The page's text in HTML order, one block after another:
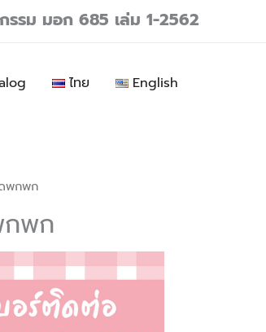
รม มอก 685 เล่ม 1-2562
ไทย English
พกพก
กพก